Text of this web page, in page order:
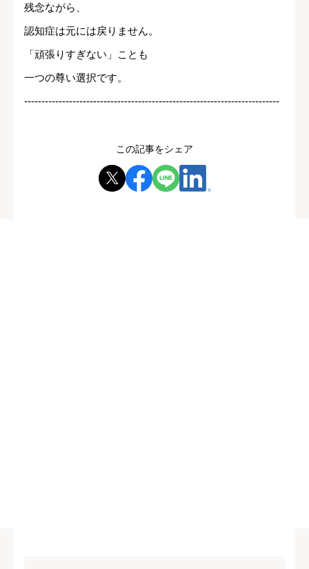
残念ながら、
認知症は元には戻りません。
「頑張りすぎない」ことも
一つの尊い選択です。
--------------------------------------------------------------------------
この記事をシェア